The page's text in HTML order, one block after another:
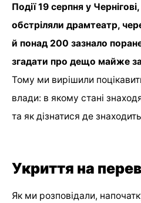
Події 19 серпня у
обстріляли драмтеатр,
й понад 200 зазнало
згадати про дещо майже
Тому ми вирішили
влади: в якому стані
та як дізнатися де
Укриття на
Як ми розповідали,